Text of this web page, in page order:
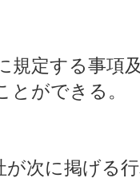
規定する事項
とができる。
次に掲げる